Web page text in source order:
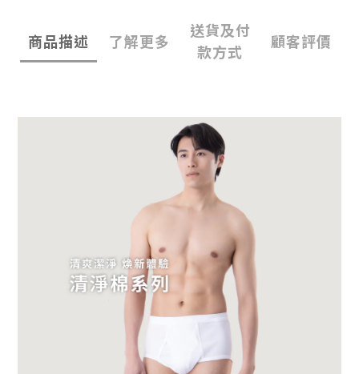
商品描述 了解更多
送貨及付
款方式
顧客評價